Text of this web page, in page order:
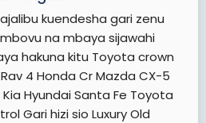
kuendesha gari zenu
na mbaya sijawahi
hakuna kitu Toyota crown
4 Honda Cr Mazda CX-5
Hyundai Santa Fe Toyota
Gari hizi sio Luxury Old